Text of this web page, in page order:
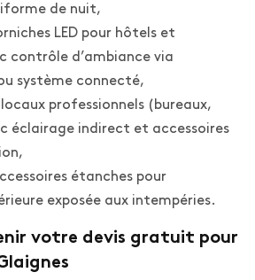
de nuit,
LED pour hôtels et
contrôle d’ambiance via
système connecté,
locaux professionnels (bureaux,
éclairage indirect et accessoires
étanches pour
exposée aux intempéries.
votre devis gratuit pour